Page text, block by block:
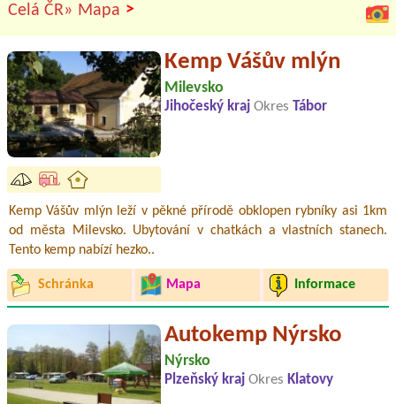
Celá ČR» Mapa >
Kemp Vášův mlýn
Milevsko
Jihočeský kraj Okres Tábor
Kemp Vášův mlýn leží v pěkné přírodě obklopen rybníky asi 1km
od města Milevsko. Ubytování v chatkách a vlastních stanech.
Tento kemp nabízí hezko..
Schránka Mapa Informace
Autokemp Nýrsko
Nýrsko
Plzeňský kraj Okres Klatovy